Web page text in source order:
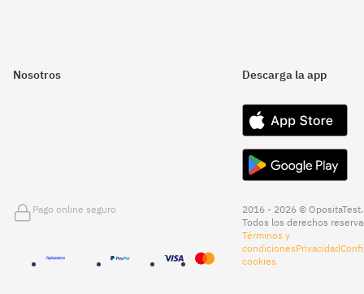
Nosotros Descarga la app
Pago online seguro
2016 - 2026 © OpositaTest.
Todos los derechos
Términos y
condicionesPrivacidad
cookies